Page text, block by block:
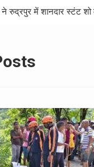
रुद्रपुर में शानदार स्टंट